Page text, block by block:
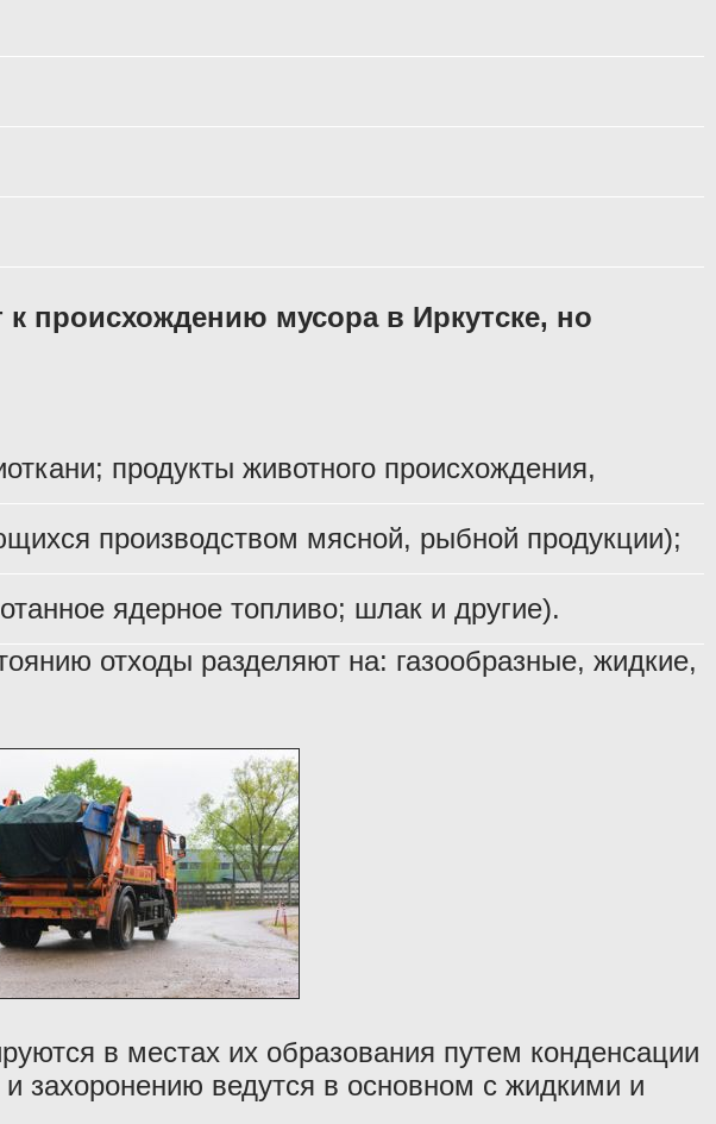
происхождению мусора в Иркутске, но
продукты животного происхождения,
производством мясной, рыбной продукции);
ядерное топливо; шлак и другие).
отходы разделяют на: газообразные, жидкие,
в местах их образования путем конденсации
захоронению ведутся в основном с жидкими и